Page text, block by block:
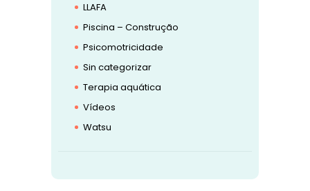
LLAFA
Piscina – Construção
Psicomotricidade
Sin categorizar
Terapia aquática
Vídeos
Watsu